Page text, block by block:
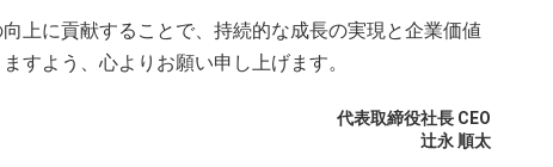
上に貢献することで、持続的な成長の実現と企業価値
すよう、心よりお願い申し上げます。
代表取締役社長 CEO
辻永 順太